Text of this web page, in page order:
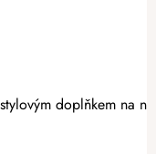
doplňkem na